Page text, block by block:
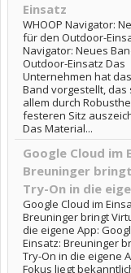
Einsatz
WHOOP Navigator:
für den Outdoor-
Navigator: Neues
Outdoor-Einsatz Das
Unternehmen hat
Band vorgestellt, das
allem durch
festeren Sitz
Das Material...
Google Cloud im
Breuninger
Try-On in die
Google Cloud im
Breuninger bringt
die eigene App:
Einsatz: Breuninger
Try-On in die eigene
Fokus liegt